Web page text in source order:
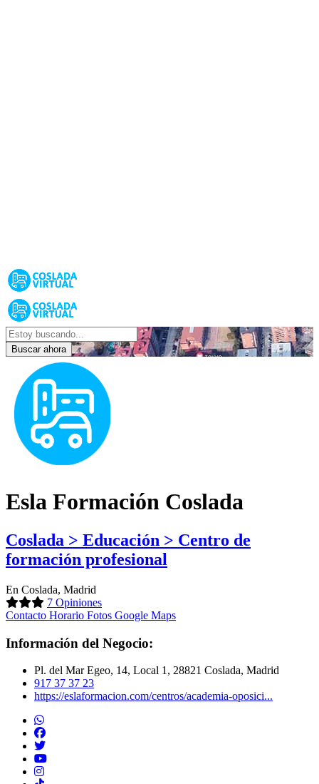
Buscar ahora
Esla Formación Coslada
Coslada > Educación > Centro de
formación profesional
En Coslada, Madrid
7 Opiniones
Contacto Horario Fotos Google Maps
Información del Negocio:
Pl. del Mar Egeo, 14, Local 1, 28821 Coslada, Madrid
917 37 37 23
https://eslaformacion.com/centros/academia-oposici...